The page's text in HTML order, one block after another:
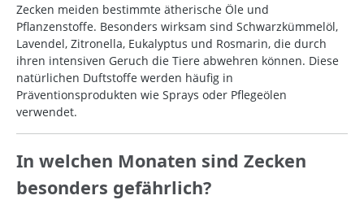
Zecken meiden bestimmte ätherische Öle und
Pflanzenstoffe. Besonders wirksam sind Schwarzkümmelöl,
Lavendel, Zitronella, Eukalyptus und Rosmarin, die durch
ihren intensiven Geruch die Tiere abwehren können. Diese
natürlichen Duftstoffe werden häufig in
Präventionsprodukten wie Sprays oder Pflegeölen
verwendet.
In welchen Monaten sind Zecken
besonders gefährlich?